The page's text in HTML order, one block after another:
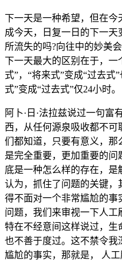
下一天是一种希望，但在今
成今天，日复一日的下一天
所流失的吗?向往中的妙美
下一天最大的区别在于，一
式”，“将来式”变成“过去式
式”变成“过去式”仅24小时。
阿卜·日·法拉兹说过一句富
西，从任何源泉吸收都不
们都知道，只要有意义，那
是完全重要，更加重要的问
底是一种怎么样的存在，
认为，抓住了问题的关键，
得不面对一个非常尴尬的事
问题，我们来审视一下人工
特在不经意间这样说过，生
也不善于度过。这不禁令我
尴尬的事实，那就是， 人